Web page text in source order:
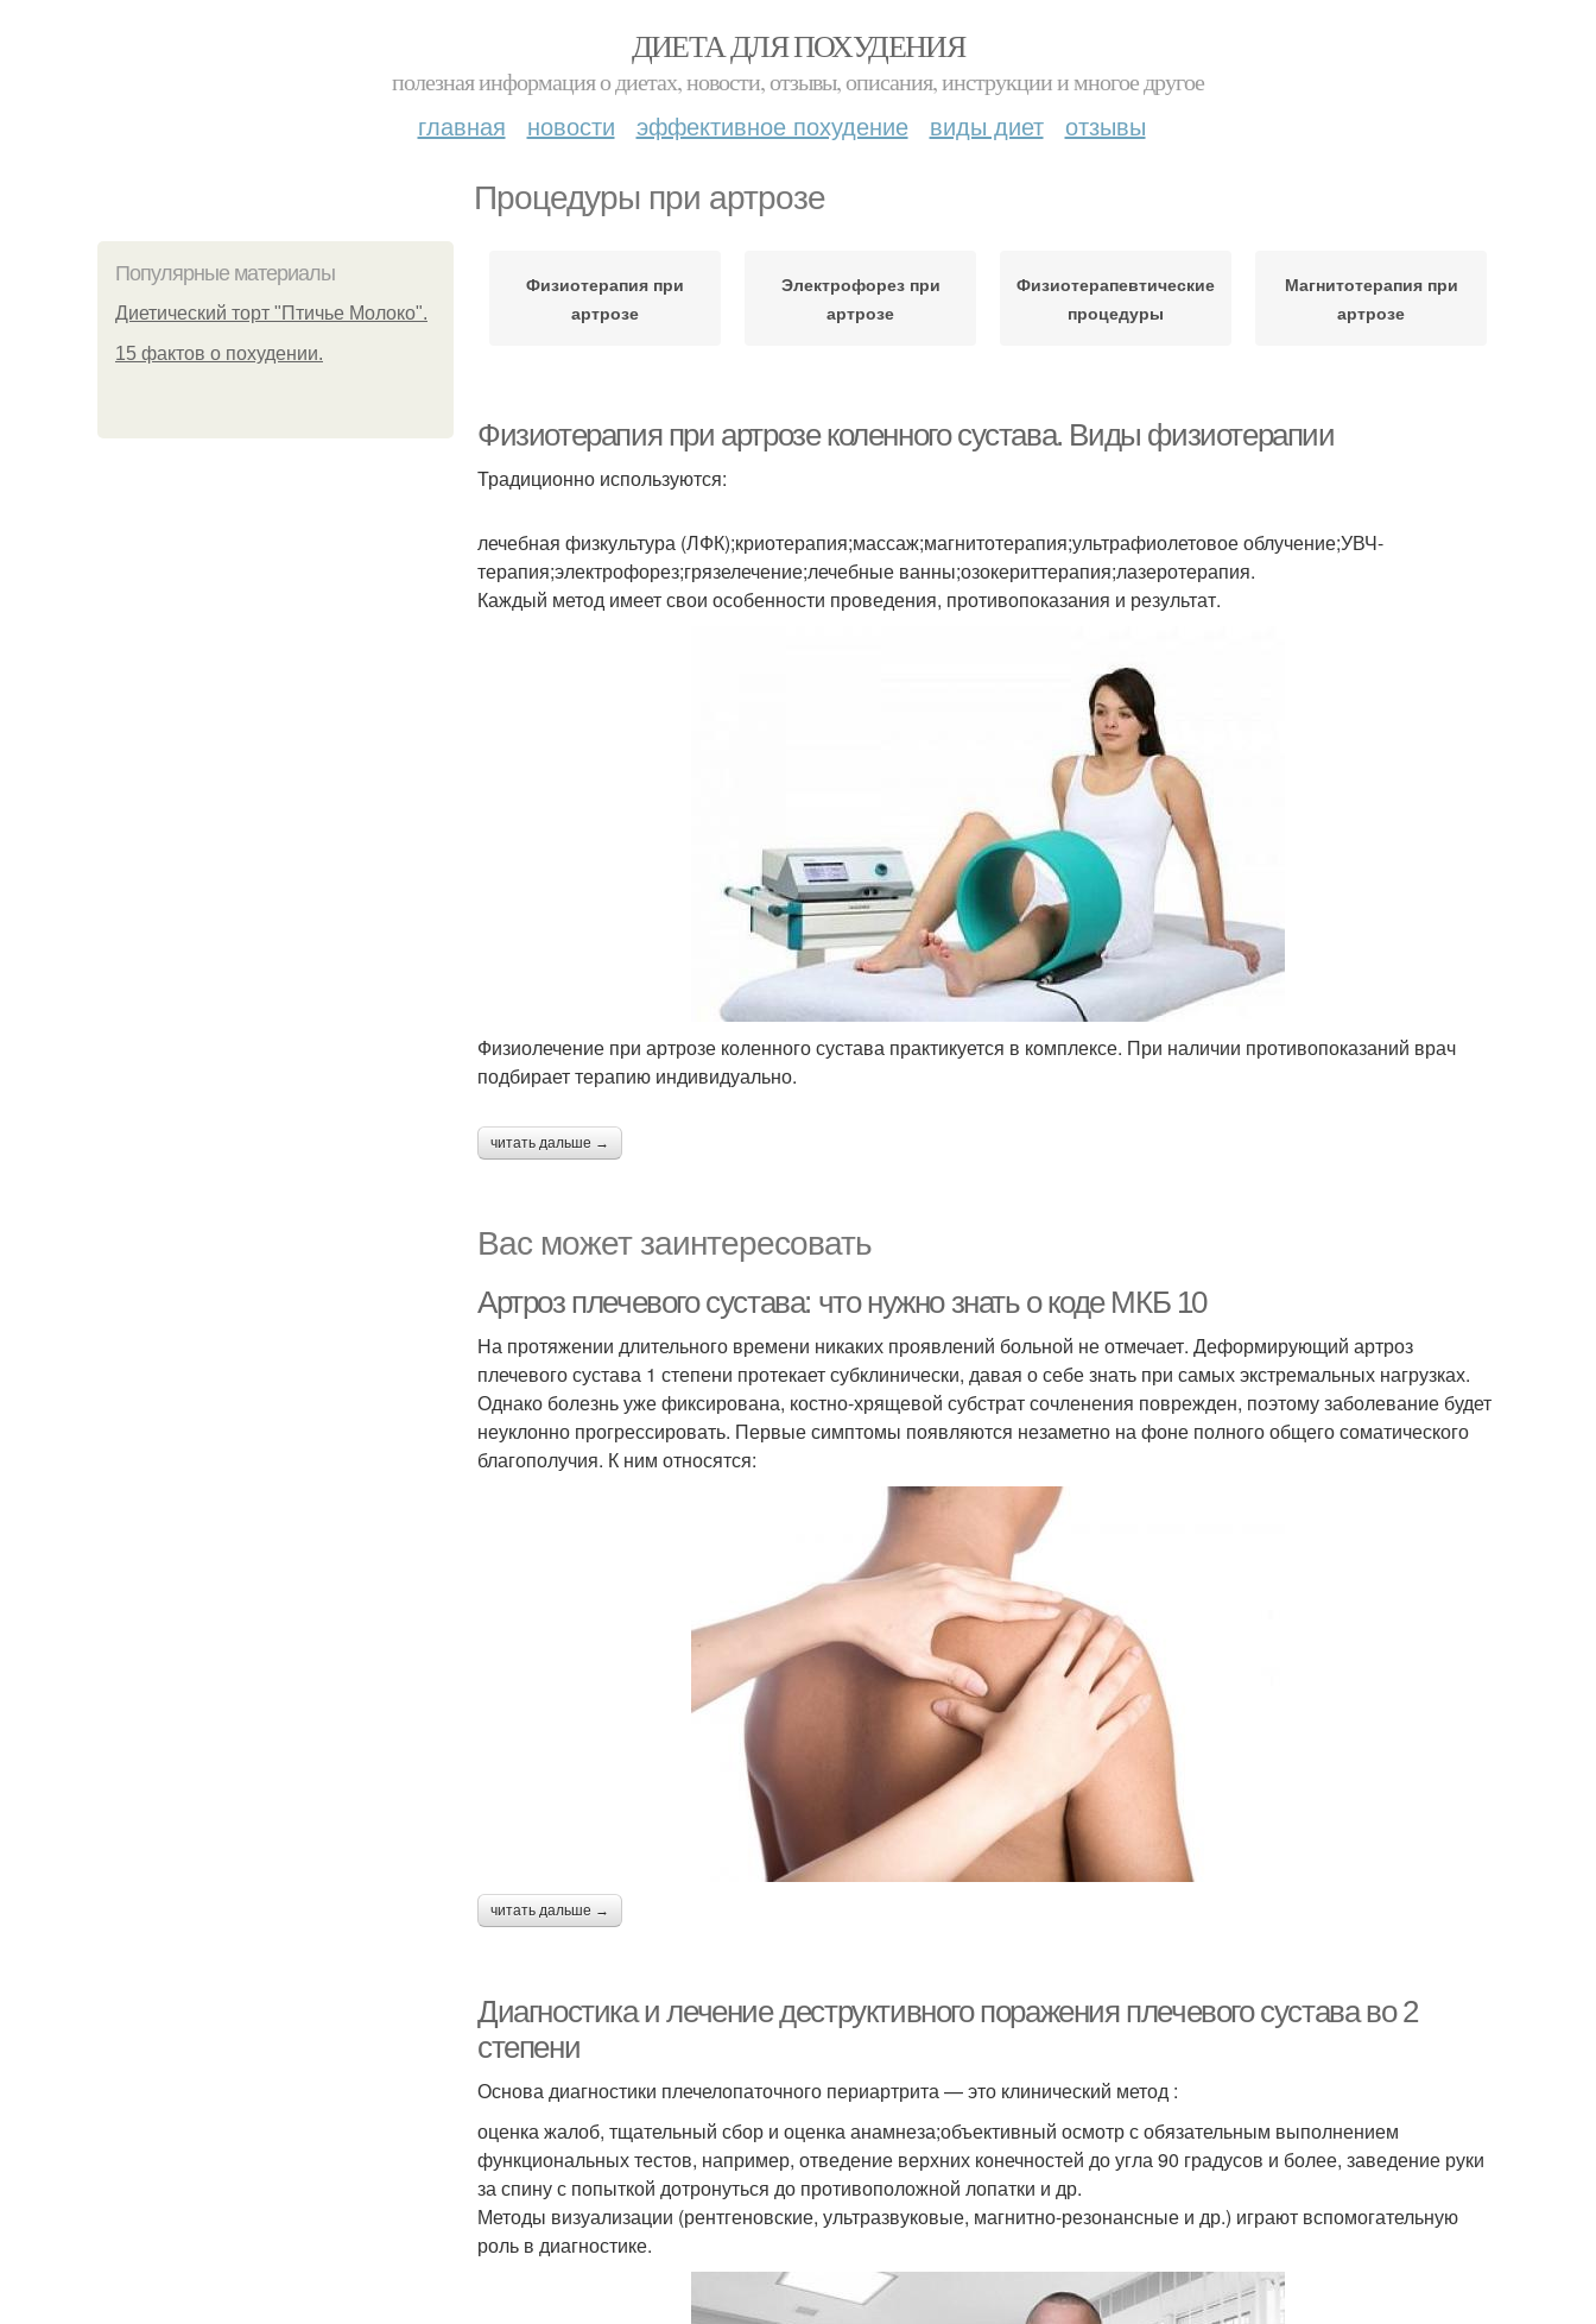
ДИЕТА ДЛЯ ПОХУДЕНИЯ
полезная информация о диетах, новости, отзывы, описания, инструкции и многое другое
главная новости эффективное похудение виды диет отзывы
Процедуры при артрозе
Популярные материалы
Диетический торт "Птичье Молоко".
15 фактов о похудении.
Физиотерапия при
артрозе
Электрофорез при
артрозе
Физиотерапевтические
процедуры
Магнитотерапия при
артрозе
Физиотерапия при артрозе коленного сустава. Виды физиотерапии
Традиционно используются:
лечебная физкультура (ЛФК);криотерапия;массаж;магнитотерапия;ультрафиолетовое облучение;УВЧ-
терапия;электрофорез;грязелечение;лечебные ванны;озокериттерапия;лазеротерапия.
Каждый метод имеет свои особенности проведения, противопоказания и результат.
Физиолечение при артрозе коленного сустава практикуется в комплексе. При наличии противопоказаний врач
подбирает терапию индивидуально.
читать дальше →
Вас может заинтересовать
Артроз плечевого сустава: что нужно знать о коде МКБ 10
На протяжении длительного времени никаких проявлений больной не отмечает. Деформирующий артроз
плечевого сустава 1 степени протекает субклинически, давая о себе знать при самых экстремальных нагрузках.
Однако болезнь уже фиксирована, костно-хрящевой субстрат сочленения поврежден, поэтому заболевание будет
неуклонно прогрессировать. Первые симптомы появляются незаметно на фоне полного общего соматического
благополучия. К ним относятся:
читать дальше →
Диагностика и лечение деструктивного поражения плечевого сустава во 2
степени
Основа диагностики плечелопаточного периартрита — это клинический метод :
оценка жалоб, тщательный сбор и оценка анамнеза;объективный осмотр с обязательным выполнением
функциональных тестов, например, отведение верхних конечностей до угла 90 градусов и более, заведение руки
за спину с попыткой дотронуться до противоположной лопатки и др.
Методы визуализации (рентгеновские, ультразвуковые, магнитно-резонансные и др.) играют вспомогательную
роль в диагностике.